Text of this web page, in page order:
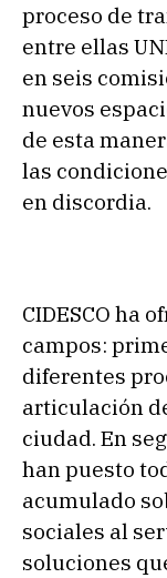
proceso de
entre ellas
en seis
nuevos
de esta
las
en discordia.
CIDESCO ha
campos:
diferentes
articulación
ciudad. En
han puesto
acumulado
sociales al
soluciones